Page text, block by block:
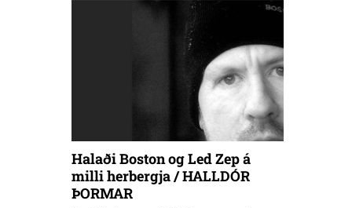
Halaði Boston og Led Zep á
milli herbergja / HALLDÓR
ÞORMAR